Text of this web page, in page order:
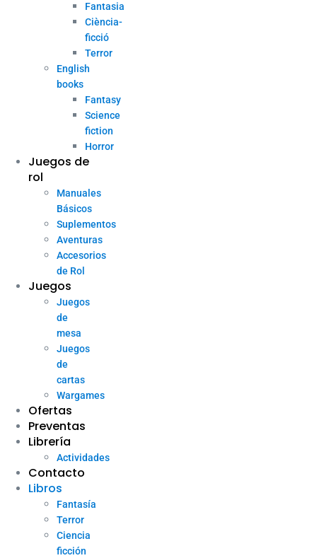
Fantasia
Ciència-
ficció
Terror
English
books
Fantasy
Science
fiction
Horror
Juegos de
rol
Manuales
Básicos
Suplementos
Aventuras
Accesorios
de Rol
Juegos
Juegos
de
mesa
Juegos
de
cartas
Wargames
Ofertas
Preventas
Librería
Actividades
Contacto
Libros
Fantasía
Terror
Ciencia
ficción